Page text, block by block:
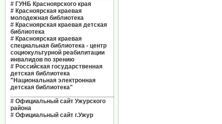
# ГУНБ Красноярского края
# Красноярская краевая
молодежная библиотека
# Красноярская краевая детская
библиотека
# Красноярская краевая
специальная библиотека - центр
социокультурной реабилитации
инвалидов по зрению
# Российская государственная
детская библиотека
"Национальная электронная
детская библиотека"
# Официальный сайт Ужурского
района
# Официальный сайт г.Ужур